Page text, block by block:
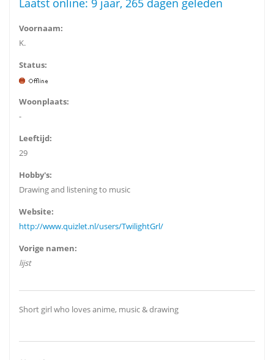
Laatst online: 9 jaar, 265 dagen geleden
Voornaam:
K.
Status:
Woonplaats:
-
Leeftijd:
29
Hobby's:
Drawing and listening to music
Website:
http://www.quizlet.nl/users/TwilightGrl/
Vorige namen:
lijst
Short girl who loves anime, music & drawing